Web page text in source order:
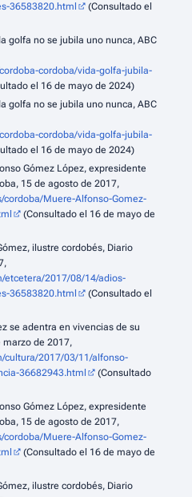
36583820.html
(Consultado el
golfa no se jubila uno nunca, ABC
cordoba/vida-golfa-jubila-
el 16 de mayo de 2024)
golfa no se jubila uno nunca, ABC
cordoba/vida-golfa-jubila-
el 16 de mayo de 2024)
Gómez López, expresidente
15 de agosto de 2017,
cordoba/Muere-Alfonso-Gomez-
(Consultado el 16 de mayo de
ilustre cordobés, Diario
etcetera/2017/08/14/adios-
36583820.html
(Consultado el
se adentra en vivencias de su
marzo de 2017,
cultura/2017/03/11/alfonso-
36682943.html
(Consultado
Gómez López, expresidente
15 de agosto de 2017,
cordoba/Muere-Alfonso-Gomez-
(Consultado el 16 de mayo de
ilustre cordobés, Diario